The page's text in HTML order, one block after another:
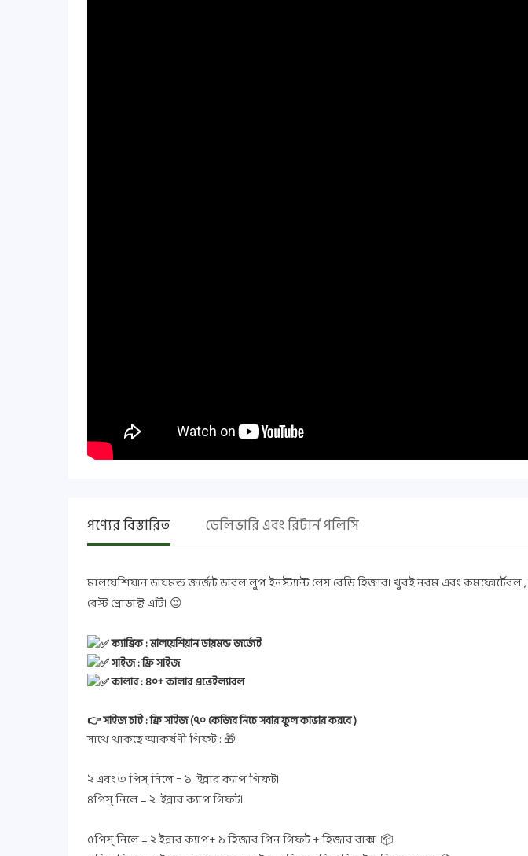
পণ্যের বিস্তারিত ডেলিভারি এবং রিটার্ন পলিসি
মালয়েশিয়ান ডায়মন্ড জর্জেট ডাবল লুপ ইনস্ট্যান্ট লেস রেডি হিজাব। খুবই নরম এবং কমফোর্টেবল
বেস্ট প্রোডাক্ট এটি। 😍
ফ্যাব্রিক : মালয়েশিয়ান ডায়মন্ড জর্জেট
সাইজ : ফ্রি সাইজ
কালার : ৪০+ কালার এভেইল্যাবল
👉 সাইজ চার্ট : ফ্রি সাইজ (৭০ কেজির নিচে সবার ফুল কাভার করবে )
সাথে থাকছে আকর্ষণী গিফট : 🎁
২ এবং ৩ পিস্ নিলে = ১ ইন্নার ক্যাপ গিফট।
৪পিস্ নিলে = ২ ইন্নার ক্যাপ গিফট।
৫পিস্ নিলে = ২ ইন্নার ক্যাপ+ ১ হিজাব পিন গিফট + হিজাব বাক্স। 📦